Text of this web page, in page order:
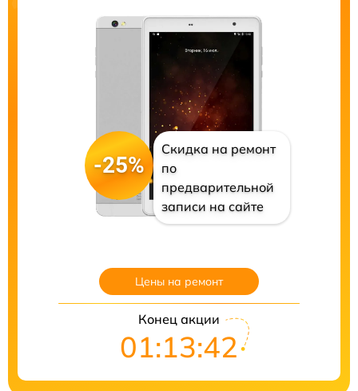
-25%
Скидка на ремонт
по
предварительной
записи на сайте
Цены на ремонт
Конец акции
01:13:41